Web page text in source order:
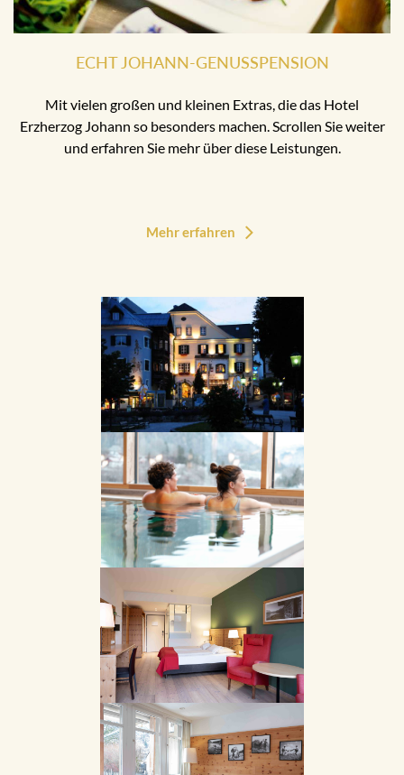
ECHT JOHANN-GENUSSPENSION
Mit vielen großen und kleinen Extras, die das Hotel
Erzherzog Johann so besonders machen. Scrollen Sie weiter
und erfahren Sie mehr über diese Leistungen.
Mehr erfahren